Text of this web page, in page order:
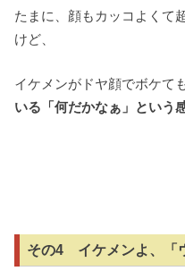
たまに、顔もカッコよくて
けど、
イケメンがドヤ顔でボケて
いる「何だかなぁ」という
その4 イケメンよ、「